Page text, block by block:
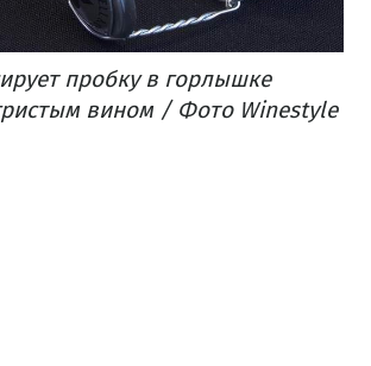
пробку в горлышке
вином / Фото Winestyle